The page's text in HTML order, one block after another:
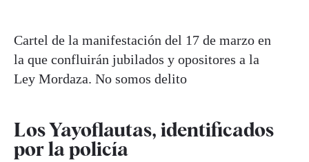
Cartel de la manifestación del 17 de marzo en
la que confluirán jubilados y opositores a la
Ley Mordaza. No somos delito
Los Yayoflautas, identificados
por la policía